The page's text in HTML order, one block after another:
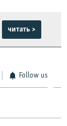
читать >
Follow us